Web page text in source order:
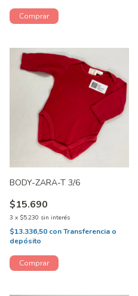
BODY-ZARA-T 3/6
$15.690
3 x $5.230 sin interés
$13.336,50 conTransferencia o
depósito